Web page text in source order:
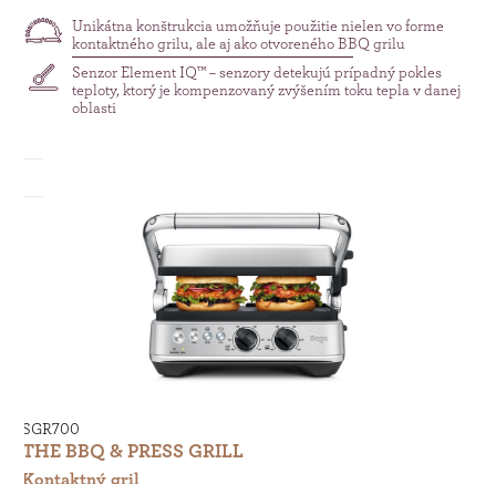
Unikátna konštrukcia umožňuje použitie nielen vo forme
kontaktného grilu, ale aj ako otvoreného BBQ grilu
Senzor Element IQ™ – senzory detekujú prípadný pokles
teploty, ktorý je kompenzovaný zvýšením toku tepla v danej
oblasti
SGR700
THE BBQ & PRESS GRILL
Kontaktný gril